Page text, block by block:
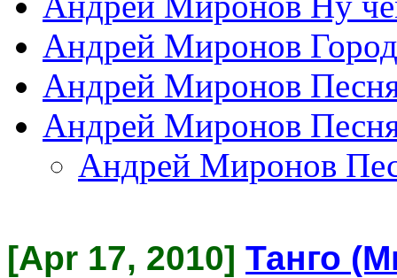
Андрей Миронов
Андрей Миронов
Андрей Миронов
Андрей Миронов
[Apr 17, 2010] Танго